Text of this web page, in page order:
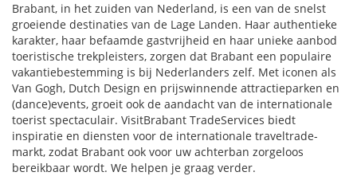
Brabant, in het zuiden van Nederland, is een van de snelst
groeiende destinaties van de Lage Landen. Haar authentieke
karakter, haar befaamde gastvrijheid en haar unieke aanbod
toeristische trekpleisters, zorgen dat Brabant een populaire
vakantiebestemming is bij Nederlanders zelf. Met iconen als
Van Gogh, Dutch Design en prijswinnende attractieparken en
(dance)events, groeit ook de aandacht van de internationale
toerist spectaculair. VisitBrabant TradeServices biedt
inspiratie en diensten voor de internationale traveltrade-
markt, zodat Brabant ook voor uw achterban zorgeloos
bereikbaar wordt. We helpen je graag verder.